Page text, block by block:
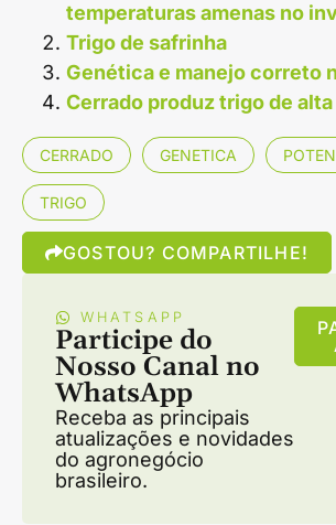
temperaturas amenas no
Trigo de safrinha
Genética e manejo correto
Cerrado produz trigo de
CERRADO GENETICA
TRIGO
GOSTOU? COMPARTILHE!
WHATSAPP
Participe do
Nosso Canal no
WhatsApp
Receba as principais
atualizações e novidades
do agronegócio
brasileiro.